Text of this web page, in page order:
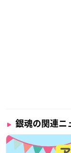
銀魂の関連ニ